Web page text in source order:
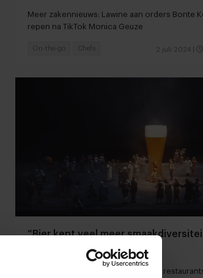
Meer zakennieuws: Lawine aan orders Bonte
repen na TikTok Monica Geuze
2 juli 2024
On-the-go Chefs
“Bier kent veel meer
Bier & foodpairing is voor hotels en